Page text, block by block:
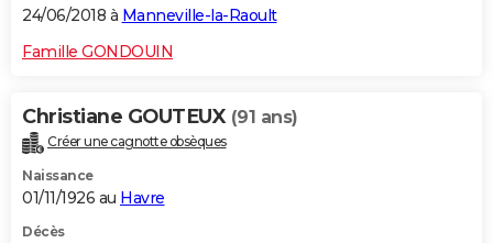
24/06/2018 à Manneville-la-Raoult
Famille GONDOUIN
Christiane GOUTEUX (91 ans)
Créer une cagnotte obsèques
Naissance
01/11/1926 au Havre
Décès